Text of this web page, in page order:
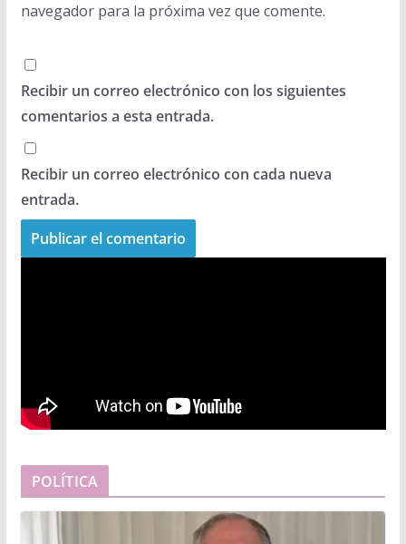
navegador para la próxima vez que comente.
Recibir un correo electrónico con los siguientes
comentarios a esta entrada.
Recibir un correo electrónico con cada nueva
entrada.
POLÍTICA